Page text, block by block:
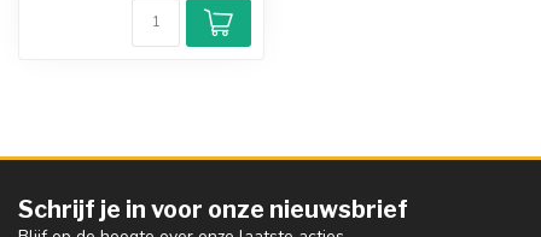
Schrijf je in voor onze nieuwsbrief